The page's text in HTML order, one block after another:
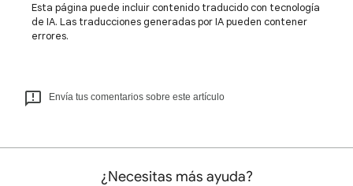
Esta página puede incluir contenido traducido con tecnología
de IA. Las traducciones generadas por IA pueden contener
errores.
Envía tus comentarios sobre este artículo
¿Necesitas más ayuda?